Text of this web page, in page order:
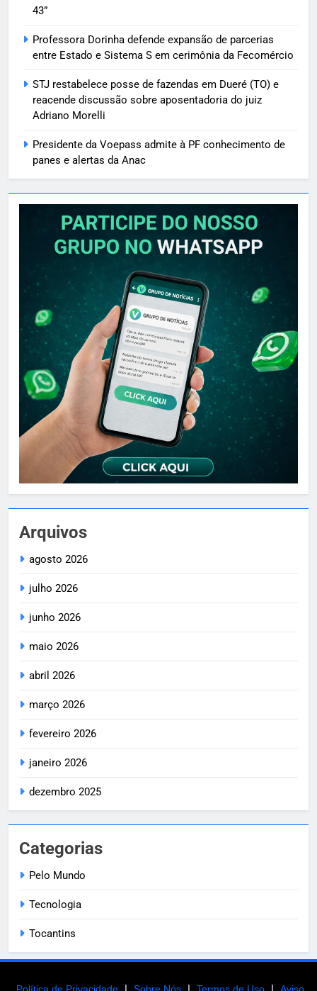
43”
Professora Dorinha defende expansão de parcerias
entre Estado e Sistema S em cerimônia da Fecomércio
STJ restabelece posse de fazendas em Dueré (TO) e
reacende discussão sobre aposentadoria do juiz
Adriano Morelli
Presidente da Voepass admite à PF conhecimento de
panes e alertas da Anac
Arquivos
agosto 2026
julho 2026
junho 2026
maio 2026
abril 2026
março 2026
fevereiro 2026
janeiro 2026
dezembro 2025
Categorias
Pelo Mundo
Tecnologia
Tocantins
Política de Privacidade | Sobre Nós | Termos de Uso | Aviso